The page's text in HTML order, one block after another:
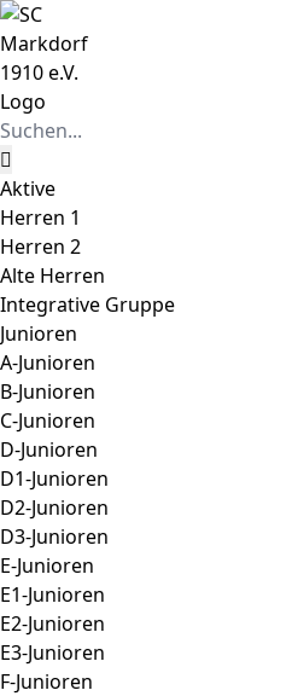
Zum
Inhalt
springen
Instagram
Facebook
Suche
nach:
Aktive
Herren 1
Herren 2
Alte Herren
Integrative Gruppe
Junioren
A-Junioren
B-Junioren
C-Junioren
D-Junioren
D1-Junioren
D2-Junioren
D3-Junioren
E-Junioren
E1-Junioren
E2-Junioren
E3-Junioren
F-Junioren